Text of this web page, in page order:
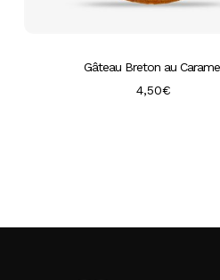
Gâteau Breton au
4,50€